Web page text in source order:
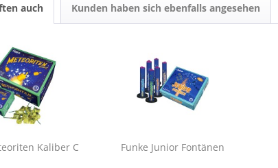
auch Kunden haben sich ebenfalls angesehen
Kaliber C Funke Junior Fontänen